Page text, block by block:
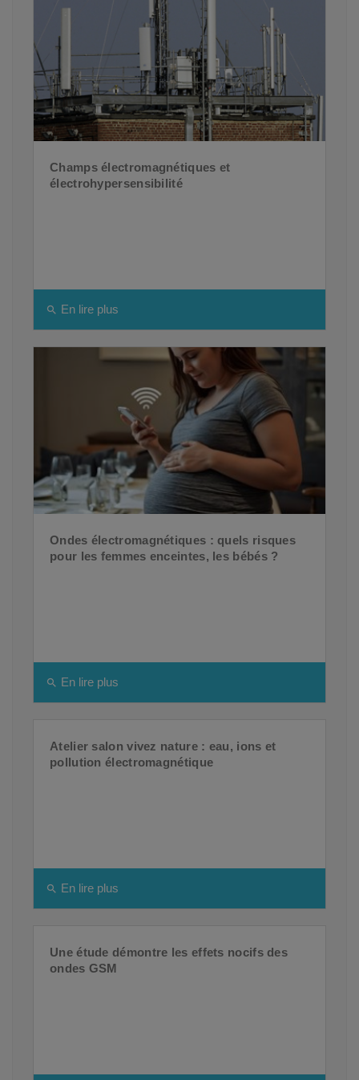
Champs électromagnétiques et
électrohypersensibilité
search En lire plus
Ondes électromagnétiques : quels risques
pour les femmes enceintes, les bébés ?
search En lire plus
Atelier salon vivez nature : eau, ions et
pollution électromagnétique
search En lire plus
Une étude démontre les effets nocifs des
ondes GSM